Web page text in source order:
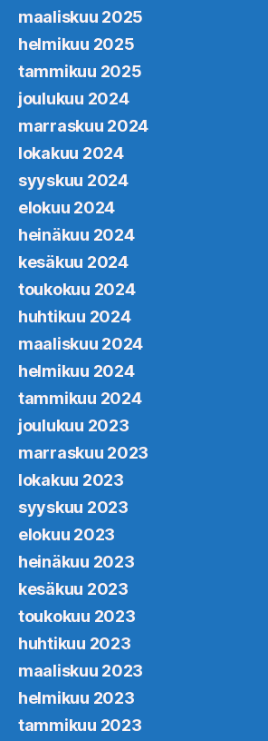
maaliskuu 2025
helmikuu 2025
tammikuu 2025
joulukuu 2024
marraskuu 2024
lokakuu 2024
syyskuu 2024
elokuu 2024
heinäkuu 2024
kesäkuu 2024
toukokuu 2024
huhtikuu 2024
maaliskuu 2024
helmikuu 2024
tammikuu 2024
joulukuu 2023
marraskuu 2023
lokakuu 2023
syyskuu 2023
elokuu 2023
heinäkuu 2023
kesäkuu 2023
toukokuu 2023
huhtikuu 2023
maaliskuu 2023
helmikuu 2023
tammikuu 2023